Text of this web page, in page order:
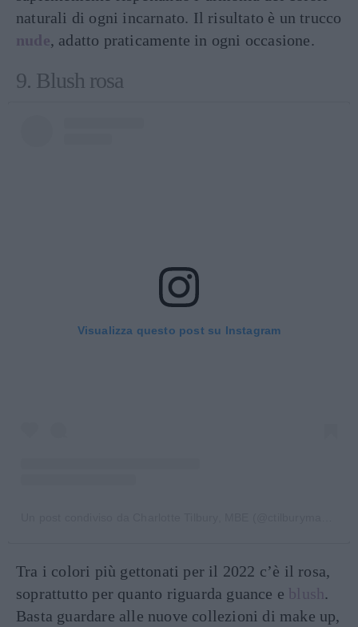
naturali di ogni incarnato. Il risultato è un trucco
nude, adatto praticamente in ogni occasione.
9. Blush rosa
Visualizza questo post su Instagram
Tra i colori più gettonati per il 2022 c’è il rosa,
soprattutto per quanto riguarda guance e blush.
Basta guardare alle nuove collezioni di make up,